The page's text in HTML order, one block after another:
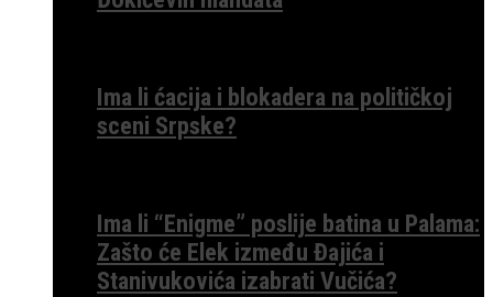
Ima li ćacija i blokadera na političkoj
sceni Srpske?
Ima li “Enigme” poslije batina u Palama:
Zašto će Elek između Đajića i
Stanivukovića izabrati Vučića?